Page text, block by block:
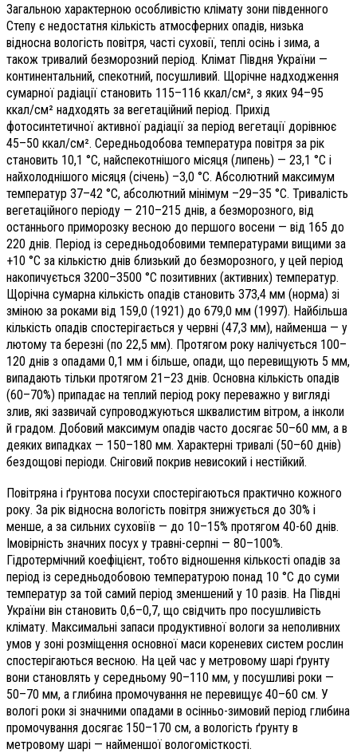
Загальною характерною особливістю клімату зони південного
Степу є недостатня кількість атмосферних опадів, низька
відносна вологість повітря, часті суховії, теплі осінь і зима, а
також тривалий безморозний період. Клімат Півдня України —
континентальний, спекотний, посушливий. Щорічне надходження
сумарної радіації становить 115–116 ккал/см², з яких 94–95
ккал/см² надходять за вегетаційний період. Прихід
фотосинтетичної активної радіації за період вегетації дорівнює
45–50 ккал/см². Середньодобова температура повітря за рік
становить 10,1 °С, найспекотнішого місяця (липень) — 23,1 °С і
найхолоднішого місяця (січень) –3,0 °С. Абсолютний максимум
температур 37–42 °С, абсолютний мінімум –29–35 °С. Тривалість
вегетаційного періоду — 210–215 днів, а безморозного, від
останнього приморозку весною до першого восени — від 165 до
220 днів. Період із середньодобовими температурами вищими за
+10 °С за кількістю днів близький до безморозного, у цей період
накопичується 3200–3500 °С позитивних (активних) температур.
Щорічна сумарна кількість опадів становить 373,4 мм (норма) зі
зміною за роками від 159,0 (1921) до 679,0 мм (1997). Найбільша
кількість опадів спостерігається у червні (47,3 мм), найменша — у
лютому та березні (по 22,5 мм). Протягом року налічується 100–
120 днів з опадами 0,1 мм і більше, опади, що перевищують 5 мм,
випадають тільки протягом 21–23 днів. Основна кількість опадів
(60–70%) припадає на теплий період року переважно у вигляді
злив, які зазвичай супроводжуються шквалистим вітром, а інколи
й градом. Добовий максимум опадів часто досягає 50–60 мм, а в
деяких випадках — 150–180 мм. Характерні тривалі (50–60 днів)
бездощові періоди. Сніговий покрив невисокий і нестійкий.
Повітряна і ґрунтова посухи спостерігаються практично кожного
року. За рік відносна вологість повітря знижується до 30% і
менше, а за сильних суховіїв — до 10–15% протягом 40-60 днів.
Імовірність значних посух у травні-серпні — 80–100%.
Гідротермічний коефіцієнт, тобто відношення кількості опадів за
період із середньодобовою температурою понад 10 °С до суми
температур за той самий період зменшений у 10 разів. На Півдні
України він становить 0,6–0,7, що свідчить про посушливість
клімату. Максимальні запаси продуктивної вологи за неполивних
умов у зоні розміщення основної маси кореневих систем рослин
спостерігаються весною. На цей час у метровому шарі ґрунту
вони становлять у середньому 90–110 мм, у посушливі роки —
50–70 мм, а глибина промочування не перевищує 40–60 см. У
вологі роки зі значними опадами в осінньо-зимовий період глибина
промочування досягає 150–170 см, а вологість ґрунту в
метровому шарі — найменшої вологомісткості.